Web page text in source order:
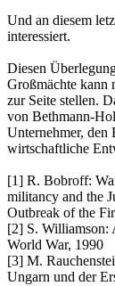
Und an diesem
interessiert.
Diesen
Großmächte kann
zur Seite stellen.
von Bethmann-
Unternehmer, den
wirtschaftliche
[1] R. Bobroff:
militancy and the
Outbreak of the
[2] S. Williamson:
World War, 1990
[3] M.
Ungarn und der